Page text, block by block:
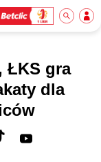
ŁKS gra
dla